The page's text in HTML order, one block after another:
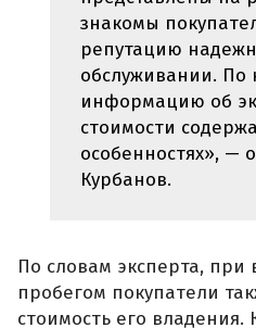
знакомы
репутацию
обслуживании.
информацию об
стоимости
особенностях», —
Курбанов.
По словам эксперта,
пробегом покупатели
стоимость его владения.